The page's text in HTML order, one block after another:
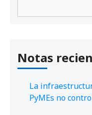
Notas
La
PyMEs no